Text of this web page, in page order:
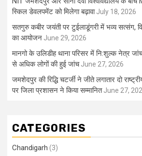
स्किल डेवलपमेंट को मिलेगा बढ़ावा July 18, 2026
सतगुरु कबीर जयंती पर टुईलाडूंगरी में भव्य सत्संग,
का आयोजन June 29, 2026
मानगो के उलिडीह थाना परिसर में नि:शुल्क नेत्र
से अधिक लोगों की हुई जांच June 27, 2026
जमशेदपुर की रिद्धि चटर्जी ने जीते लगातार दो
पर जिला प्रशासन ने किया सम्मानित June 27,
CATEGORIES
Chandigarh (3)